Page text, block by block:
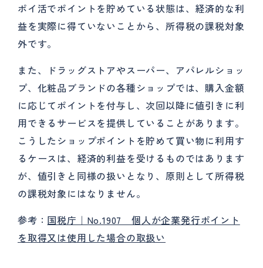
ポイ活でポイントを貯めている状態は、経済的な利
益を実際に得ていないことから、所得税の課税対象
外です。
また、ドラッグストアやスーパー、アパレルショッ
プ、化粧品ブランドの各種ショップでは、購入金額
に応じてポイントを付与し、次回以降に値引きに利
用できるサービスを提供していることがあります。
こうしたショップポイントを貯めて買い物に利用す
るケースは、経済的利益を受けるものではあります
が、値引きと同様の扱いとなり、原則として所得税
の課税対象にはなりません。
参考： 国税庁｜No.1907 個人が企業発行ポイント
を取得又は使用した場合の取扱い